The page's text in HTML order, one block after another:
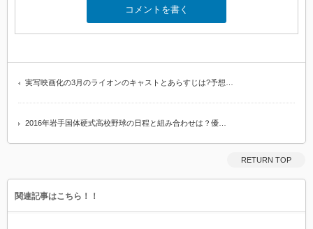
実写映画化の3月のライオンのキャストとあらすじは?予想…
2016年岩手国体硬式高校野球の日程と組み合わせは？優…
RETURN TOP
関連記事はこちら！！